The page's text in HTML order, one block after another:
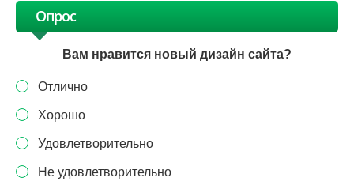
Опрос
Вам нравится новый дизайн сайта?
Отлично
Хорошо
Удовлетворительно
Не удовлетворительно